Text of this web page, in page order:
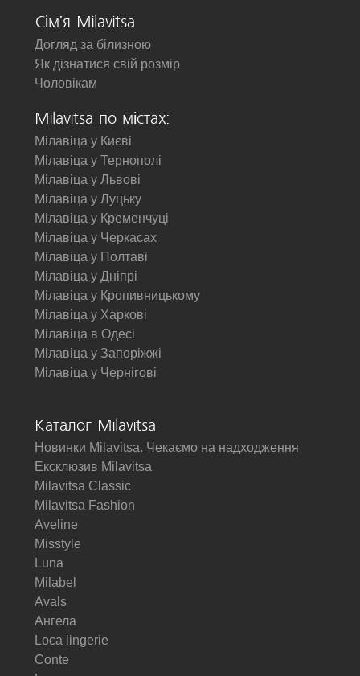
Сім'я Milavitsa
Догляд за білизною
Як дізнатися свій розмір
Чоловікам
Milavitsa по містах:
Мілавіца у Києві
Мілавіца у Тернополі
Мілавіца у Львові
Мілавіца у Луцьку
Мілавіца у Кременчуці
Мілавіца у Черкасах
Мілавіца у Полтаві
Мілавіца у Дніпрі
Мілавіца у Кропивницькому
Мілавіца у Харкові
Мілавіца в Одесі
Мілавіца у Запоріжжі
Мілавіца у Чернігові
Каталог Milavitsa
Новинки Milavitsa. Чекаємо на надходження
Ексклюзив Milavitsa
Milavitsa Classic
Milavitsa Fashion
Aveline
Misstyle
Luna
Milabel
Avals
Ангела
Loca lingerie
Conte